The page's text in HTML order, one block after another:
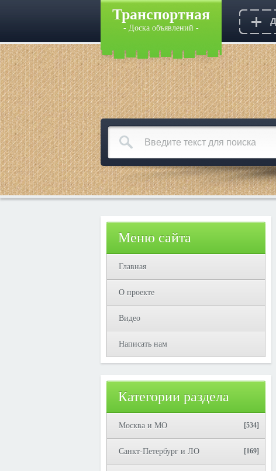
Транспортная
- Доска объявлений -
Меню сайта
Главная
О проекте
Видео
Написать нам
Категории раздела
Москва и МО [534]
Санкт-Петербург и ЛО [169]